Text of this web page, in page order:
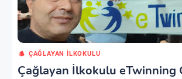
ÇAĞLAYAN İLKOKULU
Çağlayan İlkokulu eTwinning